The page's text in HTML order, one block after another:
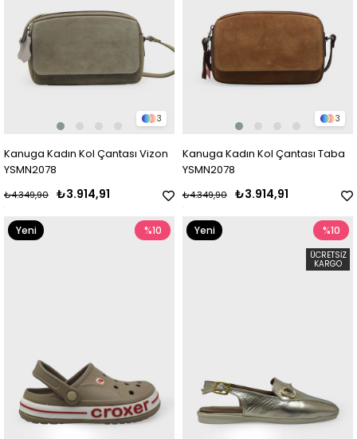
3
Kanuga Kadın Kol Çantası Vizon
YSMN2078
₺3.914,91
₺4.349,90
3
Kanuga Kadın Kol Çantası Taba
YSMN2078
₺3.914,91
₺4.349,90
%10
Yeni
%10
ÜCRETSIZ
KARGO
Yeni